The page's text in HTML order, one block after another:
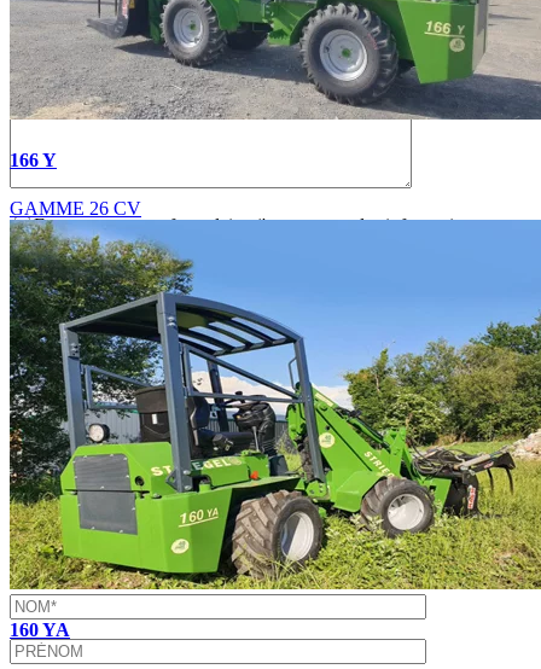
166 Y
GAMME 26 CV
160 YA
En soumettant ce formulaire, j'accepte que les informations
saisies soient exploitées dans le cadre de la demande de devis et de
la relation commerciale qui peut en découler.
Pour connaître et exercer vos droits, notamment de retrait de votre
consentement à l'utilisation des données collectées par ce formulaire,
veuillez consulter notrepolitique de confidentialité.
×
×
CONTACTEZ-NOUS